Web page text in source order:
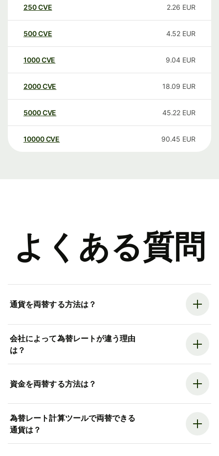
250CVE 2.26 EUR
500CVE 4.52 EUR
1000CVE 9.04 EUR
2000CVE 18.09 EUR
5000CVE 45.22 EUR
10000 CVE 90.45 EUR
よくある質問
通貨を両替する方法は？
会社によって為替レートが違う理由
は？
資金を両替する方法は？
為替レート計算ツールで両替できる
通貨は？